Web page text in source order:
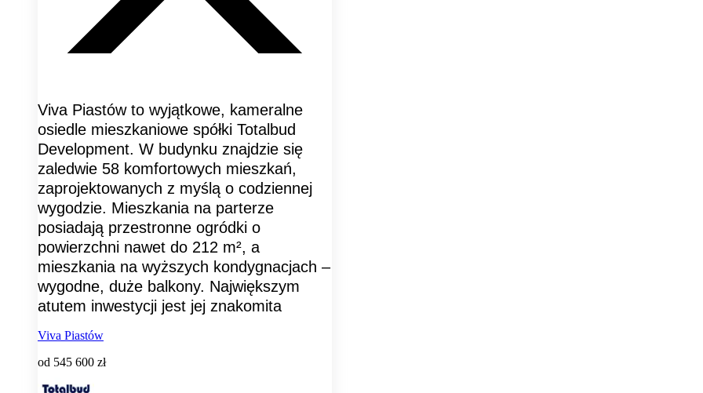
Viva Piastów to wyjątkowe, kameralne
osiedle mieszkaniowe spółki Totalbud
Development. W budynku znajdzie się
zaledwie 58 komfortowych mieszkań,
zaprojektowanych z myślą o codziennej
wygodzie. Mieszkania na parterze
posiadają przestronne ogródki o
powierzchni nawet do 212 m², a
mieszkania na wyższych kondygnacjach –
wygodne, duże balkony. Największym
atutem inwestycji jest jej znakomita
Viva Piastów
od 545 600 zł